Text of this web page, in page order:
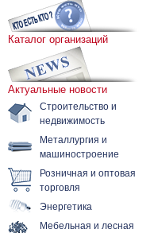
Каталог организаций
Актуальные новости
Строительство и
недвижимость
Металлургия и
машиностроение
Розничная и оптовая
торговля
Энергетика
Мебельная и лесная